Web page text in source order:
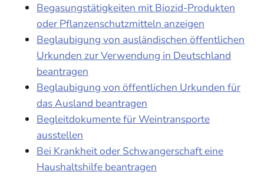
Begasungstätigkeiten mit Biozid-Produkten
oder Pflanzenschutzmitteln anzeigen
Beglaubigung von ausländischen öffentlichen
Urkunden zur Verwendung in Deutschland
beantragen
Beglaubigung von öffentlichen Urkunden für
das Ausland beantragen
Begleitdokumente für Weintransporte
ausstellen
Bei Krankheit oder Schwangerschaft eine
Haushaltshilfe beantragen